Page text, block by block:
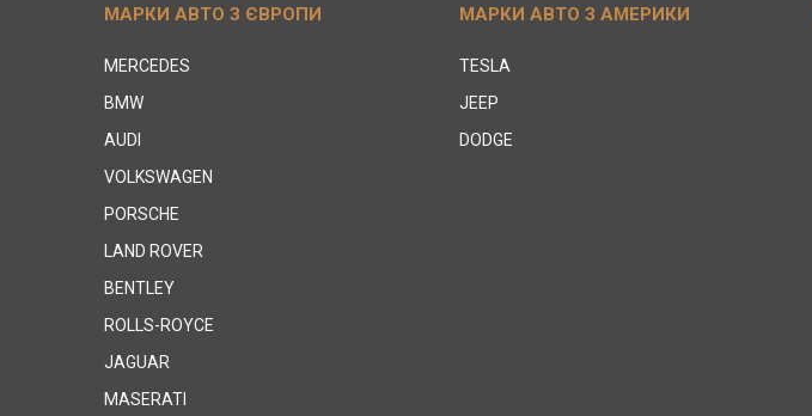
МАРКИ АВТО З ЄВРОПИ
MERCEDES
BMW
AUDI
VOLKSWAGEN
PORSCHE
LAND ROVER
BENTLEY
ROLLS-ROYCE
JAGUAR
MASERATI
МАРКИ АВТО З АМЕРИКИ
TESLA
JEEP
DODGE